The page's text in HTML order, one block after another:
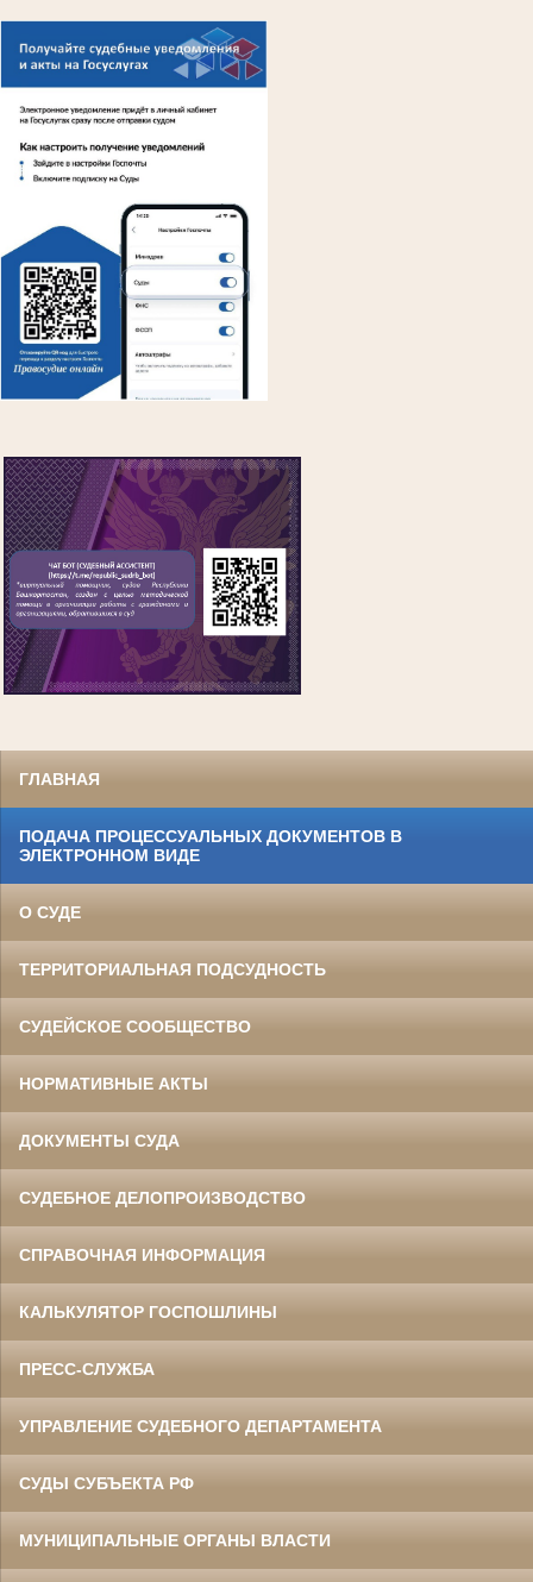
ГЛАВНАЯ
ПОДАЧА ПРОЦЕССУАЛЬНЫХ ДОКУМЕНТОВ В
ЭЛЕКТРОННОМ ВИДЕ
О СУДЕ
ТЕРРИТОРИАЛЬНАЯ ПОДСУДНОСТЬ
СУДЕЙСКОЕ СООБЩЕСТВО
НОРМАТИВНЫЕ АКТЫ
ДОКУМЕНТЫ СУДА
СУДЕБНОЕ ДЕЛОПРОИЗВОДСТВО
СПРАВОЧНАЯ ИНФОРМАЦИЯ
КАЛЬКУЛЯТОР ГОСПОШЛИНЫ
ПРЕСС-СЛУЖБА
УПРАВЛЕНИЕ СУДЕБНОГО ДЕПАРТАМЕНТА
СУДЫ СУБЪЕКТА РФ
МУНИЦИПАЛЬНЫЕ ОРГАНЫ ВЛАСТИ